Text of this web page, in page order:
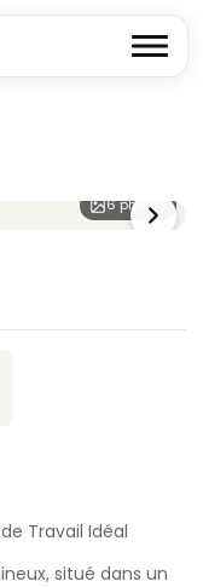
6 photos
Travail Idéal
situé dans un